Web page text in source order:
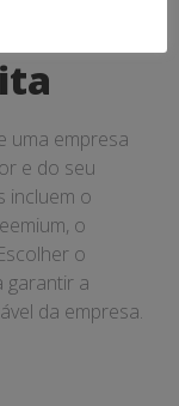
uma empresa
e do seu
incluem o
o
o
garantir a
da empresa.